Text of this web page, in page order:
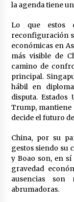
la agenda tiene
Lo que estos
reconfiguración
económicas en
más visible de
camino de
principal.
hábil en
disputa.
Trump, mantiene
decide el futuro
China, por su
gestos siendo su
y Boao son, en
gravedad
ausencias son
abrumadoras.